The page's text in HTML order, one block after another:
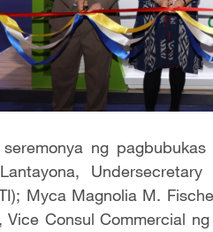
seremonya ng
Myca Magnolia M.
Vice Consul Commercial